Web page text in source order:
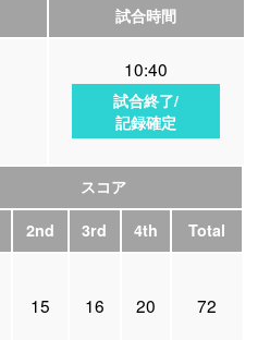
試合時間
10:40
試合終了/
記録確定
スコア
2nd 3rd 4th Total
15 16 20 72